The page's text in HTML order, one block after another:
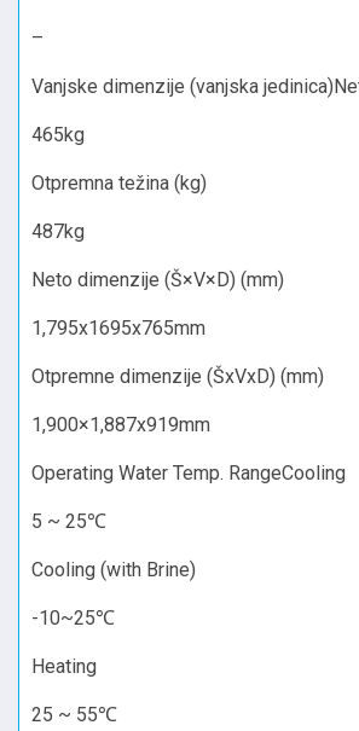
–
Vanjske dimenzije (vanjska
465kg
Otpremna težina (kg)
487kg
Neto dimenzije (Š×V×D) (mm)
1,795x1695x765mm
Otpremne dimenzije (ŠxVxD) (mm)
1,900×1,887x919mm
Operating Water Temp. RangeCooling
5 ~ 25℃
Cooling (with Brine)
-10~25℃
Heating
25 ~ 55℃